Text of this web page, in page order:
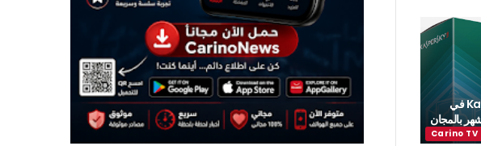
Kaspersky Total security في